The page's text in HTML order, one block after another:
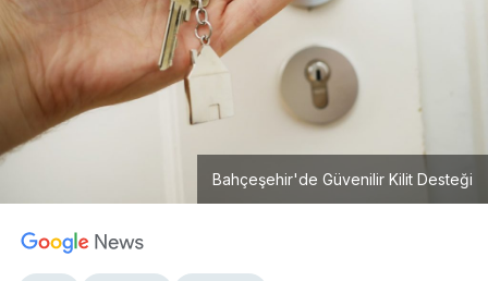
Bahçeşehir'de Güvenilir Kilit Desteği